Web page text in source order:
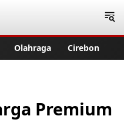
Olahraga Cirebon
Premium